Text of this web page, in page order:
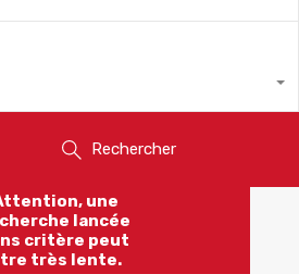
Rechercher
une
lancée
critère peut
très lente.